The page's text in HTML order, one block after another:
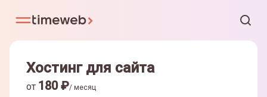
Хостинг для сайта
от 180₽/ месяц